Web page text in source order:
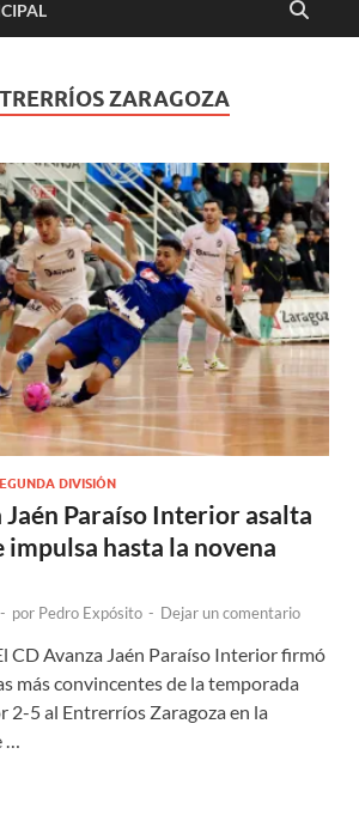
ZARAGOZA
DIVISIÓN
Jaén Paraíso Interior asalta
impulsa hasta la novena
- por Pedro Expósito - Dejar un comentario
CD Avanza Jaén Paraíso Interior firmó
más convincentes de la temporada
2-5 al Entrerríos Zaragoza en la
…